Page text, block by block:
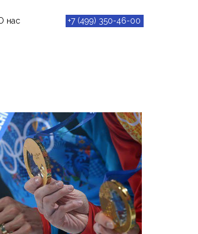
нас +7 (499) 350-46-00